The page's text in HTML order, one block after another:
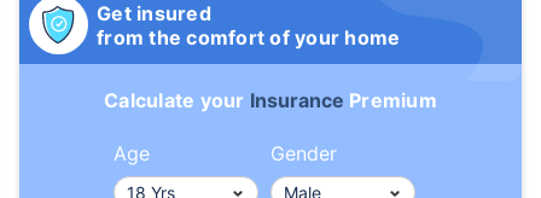
Get insured
from the comfort of your home
Calculate your Insurance Premium
Age Gender